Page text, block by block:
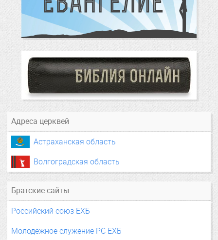
Адреса церквей
Астраханская область
Волгоградская область
Братские сайты
Российский союз ЕХБ
Молодёжное служение РС ЕХБ